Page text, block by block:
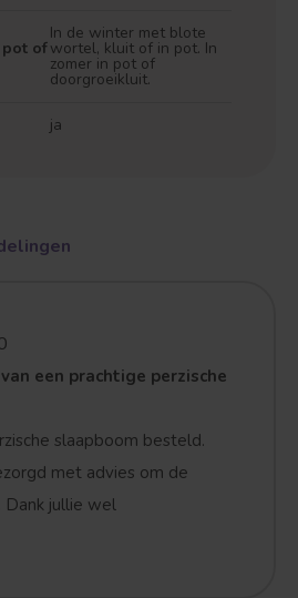
of
In de winter met blote
wortel, kluit of in pot. In
zomer in pot of
doorgroeikluit.
ja
een prachtige perzische
slaapboom besteld.
met advies om de
jullie wel
Vruchtdragend